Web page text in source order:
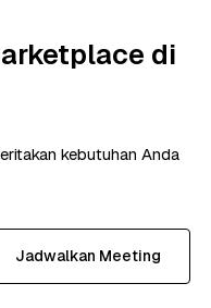
di
kebutuhan Anda
Jadwalkan Meeting